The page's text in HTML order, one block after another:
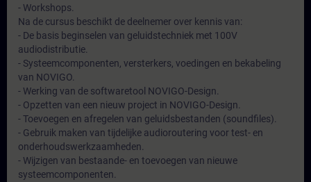
- Workshops.
Na de cursus beschikt de deelnemer over kennis van:
- De basis beginselen van geluidstechniek met 100V
audiodistributie.
- Systeemcomponenten, versterkers, voedingen en bekabeling
van NOVIGO.
- Werking van de softwaretool NOVIGO-Design.
- Opzetten van een nieuw project in NOVIGO-Design.
- Toevoegen en afregelen van geluidsbestanden (soundfiles).
- Gebruik maken van tijdelijke audioroutering voor test- en
onderhoudswerkzaamheden.
- Wijzigen van bestaande- en toevoegen van nieuwe
systeemcomponenten.